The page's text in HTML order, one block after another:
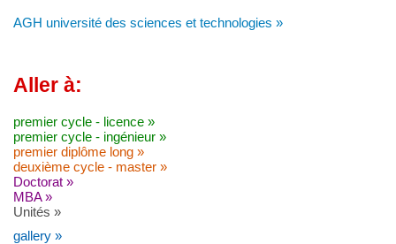
AGH université des sciences et technologies »
Aller à:
premier cycle - licence »
premier cycle - ingénieur »
premier diplôme long »
deuxième cycle - master »
Doctorat »
MBA »
Unités »
gallery »